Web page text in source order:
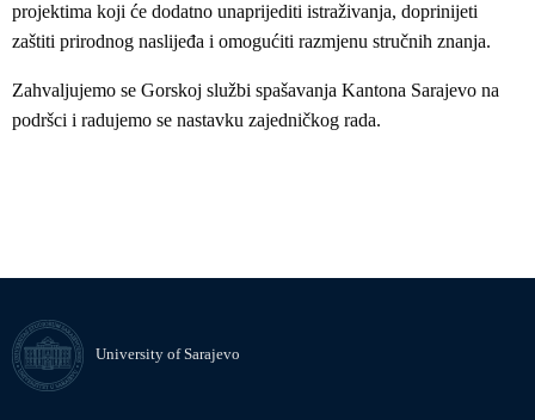
projektima koji će dodatno unaprijediti istraživanja, doprinijeti
zaštiti prirodnog naslijeđa i omogućiti razmjenu stručnih znanja.
Zahvaljujemo se Gorskoj službi spašavanja Kantona Sarajevo na
podršci i radujemo se nastavku zajedničkog rada.
University of Sarajevo